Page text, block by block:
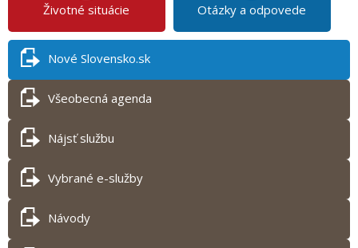
Životné situácie Otázky a odpovede
Nové Slovensko.sk
Všeobecná agenda
Nájsť službu
Vybrané e-služby
Návody